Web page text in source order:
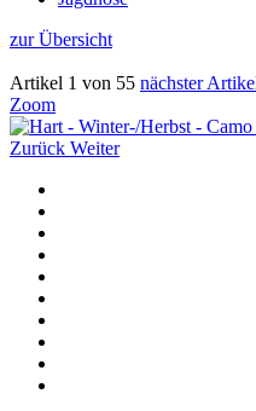
zur Übersicht
Artikel 1 von 55 nächster
Zoom
Zurück Weiter